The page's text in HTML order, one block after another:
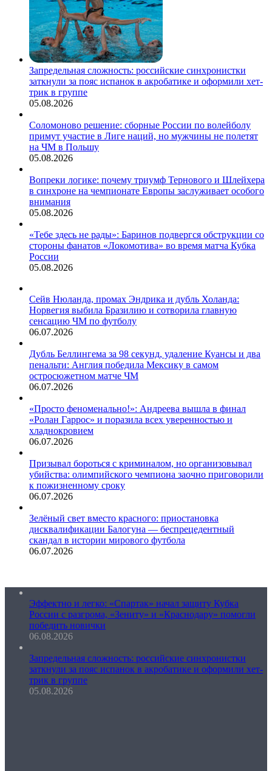
Запредельная сложность: российские синхронистки
заткнули за пояс испанок в акробатике и оформили хет-
трик в группе
05.08.2026
Соломоново решение: сборные России по волейболу
примут участие в Лиге наций, но мужчины не полетят
на ЧМ в Польшу
05.08.2026
Вопреки логике: почему триумф Тернового и Шлейхера
в синхроне на чемпионате Европы заслуживает особого
внимания
05.08.2026
«Тебе здесь не рады»: Баринов подвергся обструкции со
стороны фанатов «Локомотива» во время матча Кубка
России
05.08.2026
Сейв Нюланда, промах Эндрика и дубль Холанда:
Норвегия выбила Бразилию и сотворила главную
сенсацию ЧМ по футболу
06.07.2026
Дубль Беллингема за 98 секунд, удаление Куансы и два
пенальти: Англия победила Мексику в самом
остросюжетном матче ЧМ
06.07.2026
«Просто феноменально!»: Андреева вышла в финал
«Ролан Гаррос» и поразила всех уверенностью и
хладнокровием
06.07.2026
Призывал бороться с криминалом, но организовывал
убийства: олимпийского чемпиона заочно приговорили
к пожизненному сроку
06.07.2026
Зелёный свет вместо красного: приостановка
дисквалификации Балогуна — беспрецедентный
скандал в истории мирового футбола
06.07.2026
Эффектно и легко: «Спартак» начал защиту Кубка
России с разгрома, «Зениту» и «Краснодару» помогли
победить новички
06.08.2026
Запредельная сложность: российские синхронистки
заткнули за пояс испанок в акробатике и оформили хет-
трик в группе
05.08.2026